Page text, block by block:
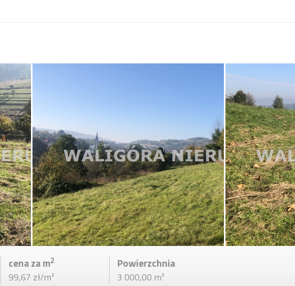
cena za m2
99,67 zł/m²
Powierzchnia
3 000,00 m²